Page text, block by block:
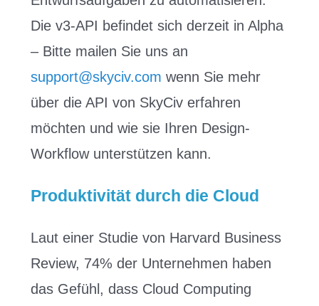
Die v3-API befindet sich derzeit in Alpha
– Bitte mailen Sie uns an
support@skyciv.com wenn Sie mehr
über die API von SkyCiv erfahren
möchten und wie sie Ihren Design-
Workflow unterstützen kann.
Produktivität durch die Cloud
Laut einer Studie von Harvard Business
Review, 74% der Unternehmen haben
das Gefühl, dass Cloud Computing